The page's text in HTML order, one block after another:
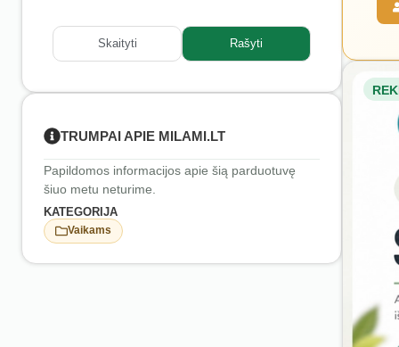
Skaityti Rašyti
TRUMPAI APIE MILAMI.LT
Papildomos informacijos apie šią parduotuvę
šiuo metu neturime.
KATEGORIJA
Vaikams